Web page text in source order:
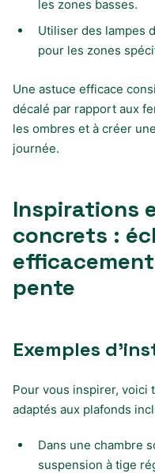
les zones basses.
Utiliser des lampes
pour les zones
Une astuce efficace
décalé par rapport aux
les ombres et à créer
journée.
Inspirations
concrets :
pente
Exemples
Pour vous inspirer, voici
adaptés aux plafonds
Dans une chambre
suspension à tige